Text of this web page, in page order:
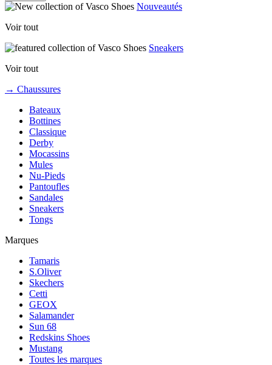
Nouveautés
Voir tout
Sneakers
Voir tout
→ Chaussures
Bateaux
Bottines
Classique
Derby
Mocassins
Mules
Nu-Pieds
Pantoufles
Sandales
Sneakers
Tongs
Marques
Tamaris
S.Oliver
Skechers
Cetti
GEOX
Salamander
Sun 68
Redskins Shoes
Mustang
Toutes les marques